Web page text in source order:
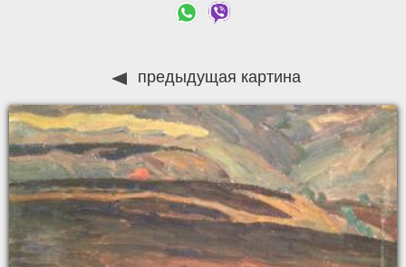
предыдущая картина